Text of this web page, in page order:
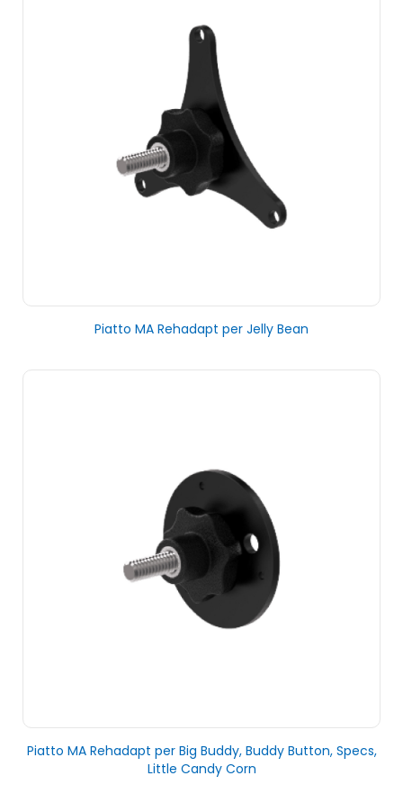
Piatto MA Rehadapt per Jelly Bean
Piatto MA Rehadapt per Big Buddy, Buddy Button, Specs,
Little Candy Corn